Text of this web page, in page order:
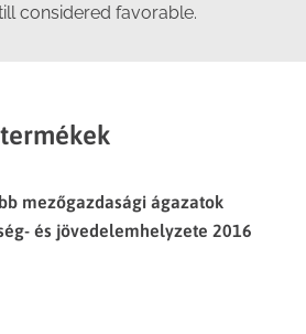
considered favorable.
mezőgazdasági ágazatok
és jövedelemhelyzete 2016